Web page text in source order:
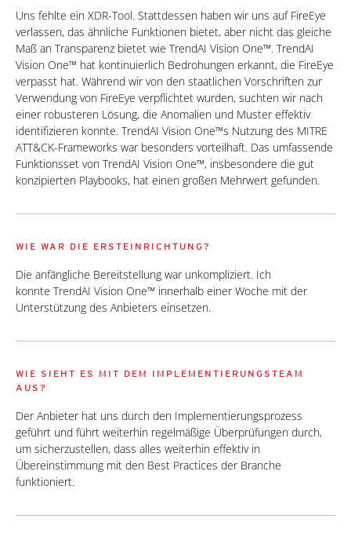
Uns fehlte ein XDR-Tool. Stattdessen haben wir uns auf FireEye
verlassen, das ähnliche Funktionen bietet, aber nicht das gleiche
Maß an Transparenz bietet wie TrendAI Vision One™. TrendAI
Vision One™ hat kontinuierlich Bedrohungen erkannt, die FireEye
verpasst hat. Während wir von den staatlichen Vorschriften zur
Verwendung von FireEye verpflichtet wurden, suchten wir nach
einer robusteren Lösung, die Anomalien und Muster effektiv
identifizieren konnte. TrendAI Vision One™s Nutzung des MITRE
ATT&CK-Frameworks war besonders vorteilhaft. Das umfassende
Funktionsset von TrendAI Vision One™, insbesondere die gut
konzipierten Playbooks, hat einen großen Mehrwert gefunden.
WIE WAR DIE ERSTEINRICHTUNG?
Die anfängliche Bereitstellung war unkompliziert. Ich
konnte TrendAI Vision One™ innerhalb einer Woche mit der
Unterstützung des Anbieters einsetzen.
WIE SIEHT ES MIT DEM IMPLEMENTIERUNGSTEAM
AUS?
Der Anbieter hat uns durch den Implementierungsprozess
geführt und führt weiterhin regelmäßige Überprüfungen durch,
um sicherzustellen, dass alles weiterhin effektiv in
Übereinstimmung mit den Best Practices der Branche
funktioniert.